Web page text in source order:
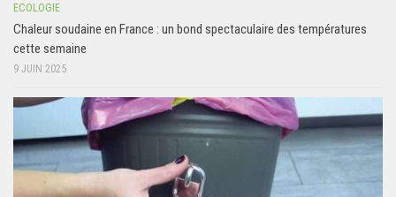
ECOLOGIE
Chaleur soudaine en France : un bond spectaculaire des températures
cette semaine
9 JUIN 2025